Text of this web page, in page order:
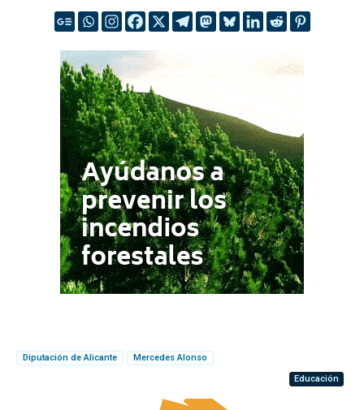
Diputación de Alicante
Mercedes Alonso
Educación